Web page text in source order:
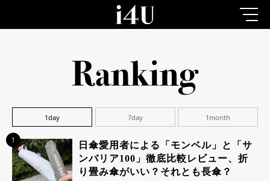
1day 7day 1month
1
日傘愛用者による「モンベル」と「サ
ンバリア100」徹底比較レビュー、折
り畳み傘がいい？それとも長傘？